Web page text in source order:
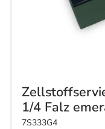
1/4 Falz
7S333G4